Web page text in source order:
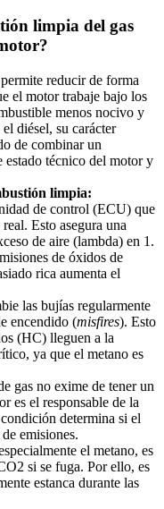
limpia del gas
reducir de forma
el motor trabaje bajo los
menos nocivo y
diésel, su carácter
de combinar un
técnico del motor y
limpia:
de control (ECU) que
Esto asegura una
de aire (lambda) en 1.
de óxidos de
rica aumenta el
las bujías regularmente
encendido (misfires). Esto
(HC) lleguen a la
ya que el metano es
gas no exime de tener un
es el responsable de la
determina si el
emisiones.
el metano, es
si se fuga. Por ello, es
estanca durante las